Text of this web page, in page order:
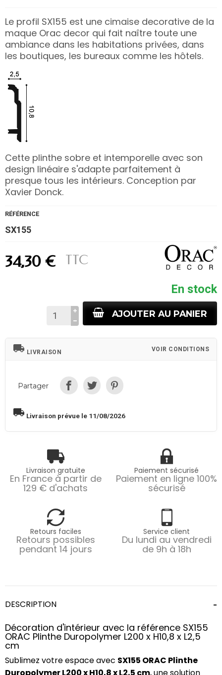
Le profil SX155 est une cimaise decorative de la
maque Orac decor qui fait naître toute une
ambiance dans les habitations privées, dans
les boutiques, les bureaux comme les hôtels.
Cette plinthe sobre et intemporelle avec son
design linéaire s'adapte parfaitement à
presque tous les intérieurs. Conception par
Xavier Donck.
RÉFÉRENCE
SX155
34,30 € TTC
En stock
AJOUTER AU PANIER
local_shipping LIVRAISON VOIR CONDITIONS
Partager
local_shipping Livraison prévue le 11/08/2026
Livraison gratuite
En France à partir de
129 € d'achats
Paiement sécurisé
Paiement en ligne 100%
sécurisé
Retours faciles
Retours possibles
pendant 14 jours
Service client
Du lundi au vendredi
de 9h à 18h
DESCRIPTION
Décoration d'intérieur avec la référence SX155
ORAC Plinthe Duropolymer L200 x H10,8 x L2,5
cm
Sublimez votre espace avec SX155 ORAC Plinthe
Duropolymer L200 x H10,8 x L2,5 cm, une solution